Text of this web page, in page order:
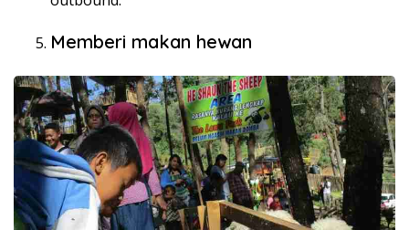
Memberi makan hewan